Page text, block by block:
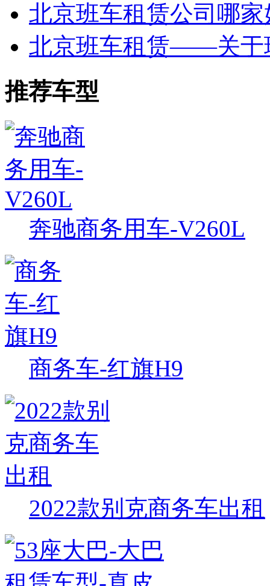
北京班车租赁公司哪家
北京班车租赁——关于
推荐车型
奔驰商务用车-V260L
商务车-红旗H9
2022款别克商务车出租